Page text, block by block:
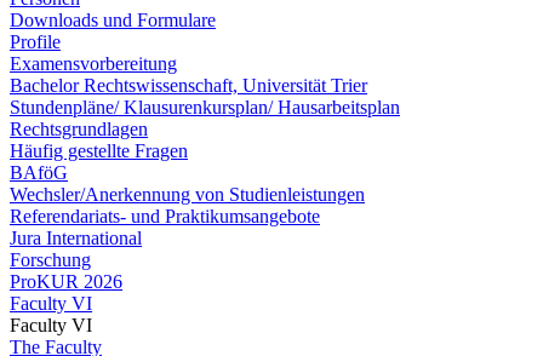
Downloads und Formulare
Profile
Examensvorbereitung
Bachelor Rechtswissenschaft, Universität Trier
Stundenpläne/ Klausurenkursplan/ Hausarbeitsplan
Rechtsgrundlagen
Häufig gestellte Fragen
BAföG
Wechsler/Anerkennung von Studienleistungen
Referendariats- und Praktikumsangebote
Jura International
Forschung
ProKUR 2026
Faculty VI
Faculty VI
The Faculty